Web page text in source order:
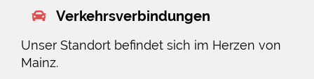
Verkehrsverbindungen
Unser Standort befindet sich im Herzen von
Mainz.